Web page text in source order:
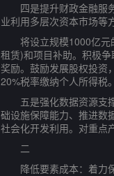
四是提升财政金融服务
业利用多层次资本市场等
将设立规模1000亿元的
租赁)和项目补助。积极
奖励。鼓励发展股权投资
20%税率缴纳个人所得税。
五是强化数据资源支撑
础设施保障能力、推进数
社会化开发利用。对重点
二
降低要素成本：着力